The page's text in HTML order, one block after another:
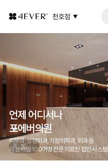
천호점
언제 어디서나
포에버의원
피부과, 성형외과, 가정의학과, 외과 등
각 분야별 100여명 전문 의료진 협진 시스템
22